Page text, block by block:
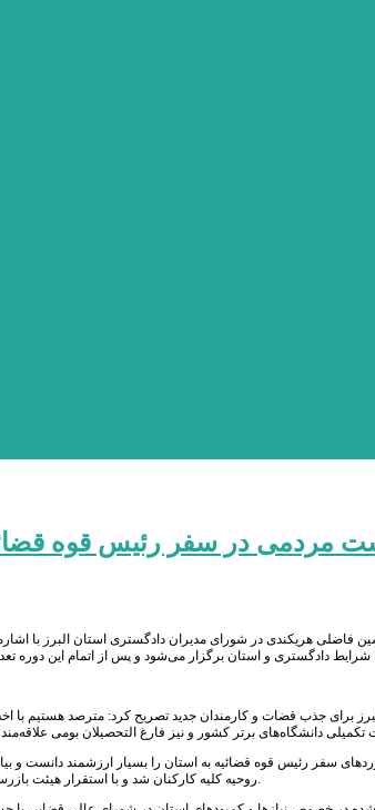
فاضلی هریکندی در شورای مدیران دادگستری استان البرز با
برای جذب قضات و کارمندان جدید تصریح کرد: مترصد هستیم با
سفر رئیس قوه قضائیه به استان را بسیار ارزشمند دانست
روحیه کلیه کارکنان شد و با استقرار هیئت بازرسی و استخراج کمبودها، چشم انداز خوبی پیش روی دادگستری استان البرز قرار گرفته است.